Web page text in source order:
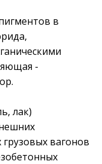
в
-
лак)
вагонов